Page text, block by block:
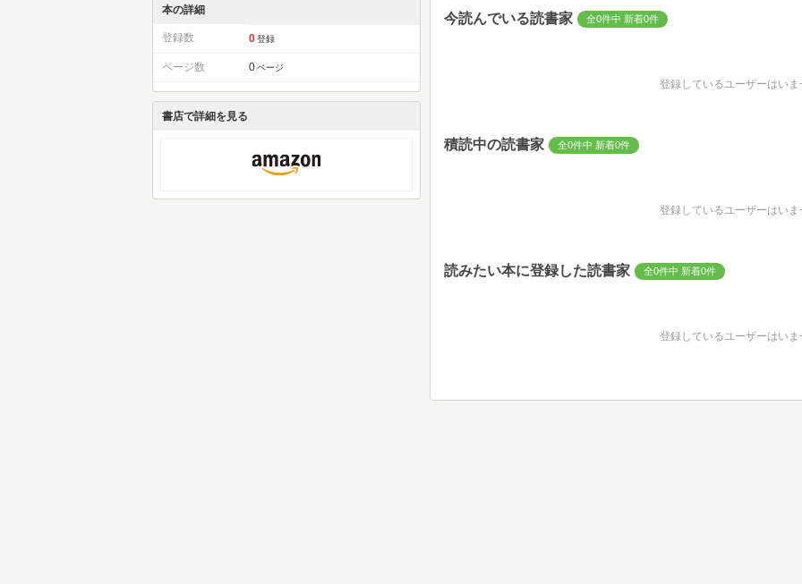
本の詳細
登録数 0 登録
ページ数 0 ページ
書店で詳細を見る
今読んでいる読書家 全0件中 新着0件
登録しているユーザーはいま
積読中の読書家 全0件中 新着0件
登録しているユーザーはいま
読みたい本に登録した読書家 全0件中 新着0件
登録しているユーザーはいま